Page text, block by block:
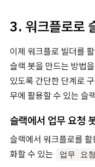
3. 워크플로로
이제 워크플로 빌더를
슬랙 봇을 만드는 방법
있도록 간단한 단계로
무에 활용할 수 있는 슬
슬랙에서 업무 요청
슬랙에서 워크플로를
화할 수 있는
업무 요